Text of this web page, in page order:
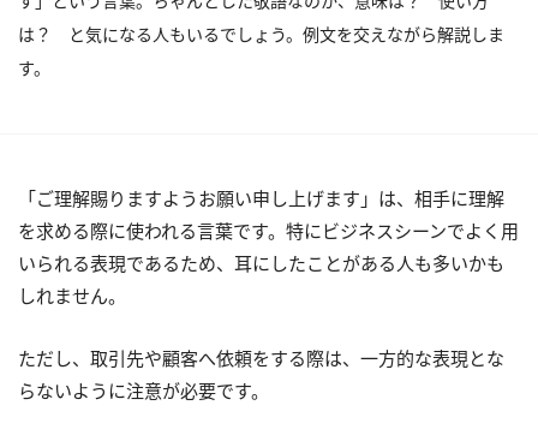
は？ と気になる人もいるでしょう。例文を交えながら解説しま
す。
「ご理解賜りますようお願い申し上げます」は、相手に理解
を求める際に使われる言葉です。特にビジネスシーンでよく用
いられる表現であるため、耳にしたことがある人も多いかも
しれません。
ただし、取引先や顧客へ依頼をする際は、一方的な表現とな
らないように注意が必要です。